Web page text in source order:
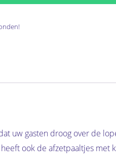
uw gasten droog over de
ook de afzetpaaltjes met